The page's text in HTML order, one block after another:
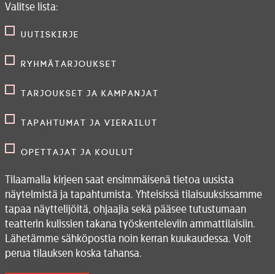
Valitse lista:
Uutiskirje
Ryhmätarjoukset
Tarjoukset ja kampanjat
Tapahtumat ja vierailut
Opettajat ja koulut
Tilaamalla kirjeen saat ensimmäisenä tietoa uusista
näytelmistä ja tapahtumista. Yhteisissä tilaisuuksissamme
tapaa näyttelijöitä, ohjaajia sekä pääsee tutustumaan
teatterin kulissien takana työskenteleviin ammattilaisiin.
Lähetämme sähköpostia noin kerran kuukaudessa. Voit
perua tilauksen koska tahansa.